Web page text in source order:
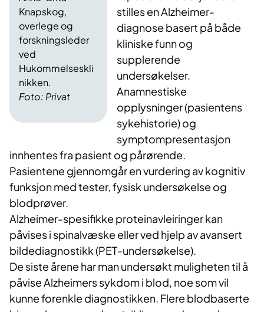
Foto: Privat
Knapskog,
overlege og
forskningsleder
ved
Hukommelseskli
nikken.
stilles en Alzheimer-
diagnose basert på både
kliniske funn og
supplerende
undersøkelser.
Anamnestiske
opplysninger (pasientens
sykehistorie) og
symptompresentasjon
innhentes fra pasient og pårørende.
Pasientene gjennomgår en vurdering av kognitiv
funksjon med tester, fysisk undersøkelse og
blodprøver.
Alzheimer-spesifikke proteinavleiringer kan
påvises i spinalvæske eller ved hjelp av avansert
bildediagnostikk (PET-undersøkelse).
De siste årene har man undersøkt muligheten til å
påvise Alzheimers sykdom i blod, noe som vil
kunne forenkle diagnostikken. Flere blodbaserte